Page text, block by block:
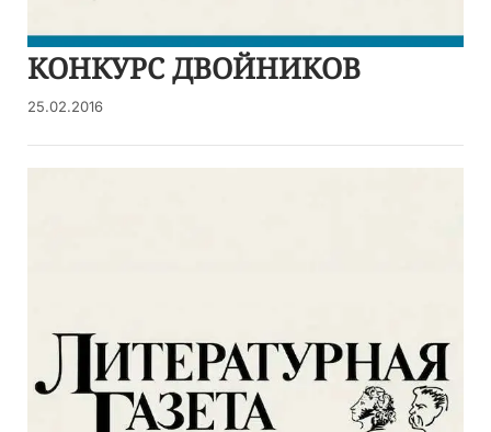
КОНКУРС ДВОЙНИКОВ
25.02.2016